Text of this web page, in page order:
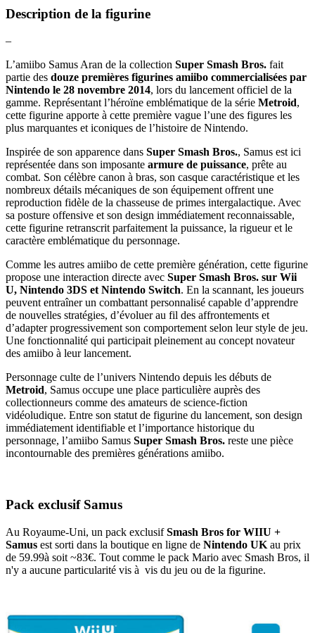
Description de la figurine
–
L’amiibo Samus Aran de la collection Super Smash Bros. fait
partie des douze premières figurines amiibo commercialisées par
Nintendo le 28 novembre 2014, lors du lancement officiel de la
gamme. Représentant l’héroïne emblématique de la série Metroid,
cette figurine apporte à cette première vague l’une des figures les
plus marquantes et iconiques de l’histoire de Nintendo.
Inspirée de son apparence dans Super Smash Bros., Samus est ici
représentée dans son imposante armure de puissance, prête au
combat. Son célèbre canon à bras, son casque caractéristique et les
nombreux détails mécaniques de son équipement offrent une
reproduction fidèle de la chasseuse de primes intergalactique. Avec
sa posture offensive et son design immédiatement reconnaissable,
cette figurine retranscrit parfaitement la puissance, la rigueur et le
caractère emblématique du personnage.
Comme les autres amiibo de cette première génération, cette figurine
propose une interaction directe avec Super Smash Bros. sur Wii
U, Nintendo 3DS et Nintendo Switch. En la scannant, les joueurs
peuvent entraîner un combattant personnalisé capable d’apprendre
de nouvelles stratégies, d’évoluer au fil des affrontements et
d’adapter progressivement son comportement selon leur style de jeu.
Une fonctionnalité qui participait pleinement au concept novateur
des amiibo à leur lancement.
Personnage culte de l’univers Nintendo depuis les débuts de
Metroid, Samus occupe une place particulière auprès des
collectionneurs comme des amateurs de science-fiction
vidéoludique. Entre son statut de figurine du lancement, son design
immédiatement identifiable et l’importance historique du
personnage, l’amiibo Samus Super Smash Bros. reste une pièce
incontournable des premières générations amiibo.
Pack exclusif Samus
Au Royaume-Uni, un pack exclusifSmash Bros for WIIU +
Samus est sorti dans la boutique en ligne de Nintendo UK au prix
de 59.99à soit ~83€. Tout comme le pack Mario avec Smash Bros, il
n'y a aucune particularité vis à vis du jeu ou de la figurine.